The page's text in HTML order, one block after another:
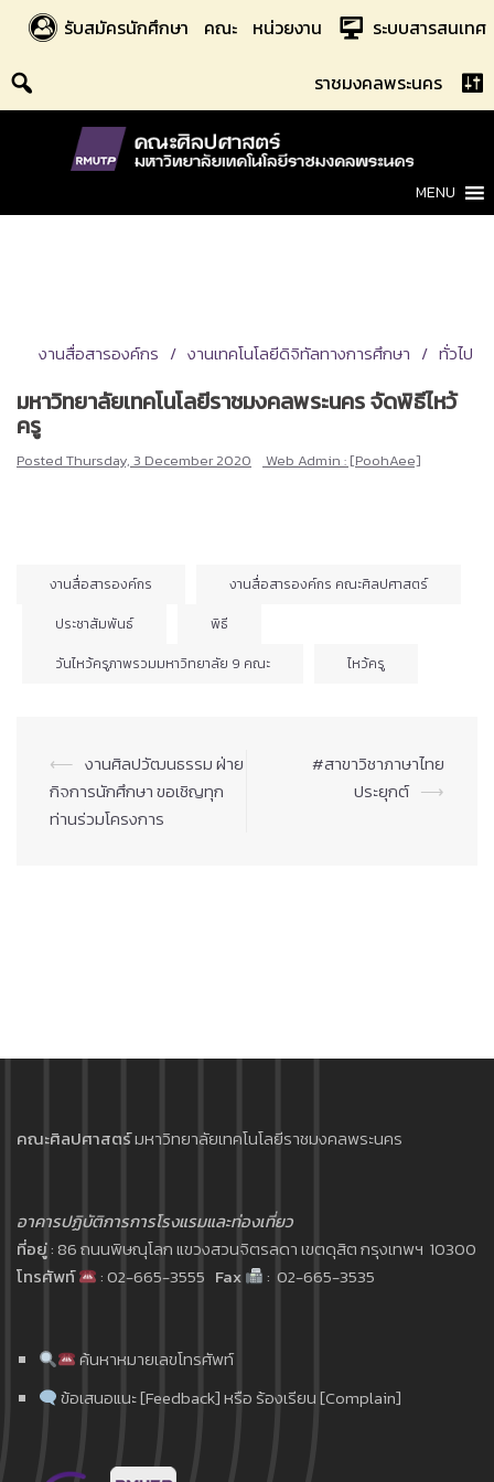
content
รับสมัครนักศึกษา คณะ หน่วยงาน ระบบสารสนเทศ
ราชมงคลพระนคร
MENU
งานสื่อสารองค์กร งานเทคโนโลยีดิจิทัลทางการศึกษา ทั่วไป
มหาวิทยาลัยเทคโนโลยีราชมงคลพระนคร จัดพิธีไหว้
ครู
Posted Thursday, 3 December 2020 Web Admin : [PoohAee]
งานสื่อสารองค์กร
งานสื่อสารองค์กร คณะศิลปศาสตร์
ประชาสัมพันธ์
พิธี
วันไหว้ครูภาพรวมมหาวิทยาลัย 9 คณะ
ไหว้ครู
Post
navigation
⟵ งานศิลปวัฒนธรรม ฝ่าย
กิจการนักศึกษา ขอเชิญทุก
ท่านร่วมโครงการ
#สาขาวิชาภาษาไทย
ประยุกต์ ⟶
คณะศิลปศาสตร์มหาวิทยาลัยเทคโนโลยีราชมงคลพระนคร
อาคารปฏิบัติการการโรงแรมและท่องเที่ยว
ที่อยู่: 86 ถนนพิษณุโลก แขวงสวนจิตรลดา เขตดุสิต กรุงเทพฯ 10300
โทรศัพท์
: 02-665-3555 Fax : 02-665-3535
ค้นหาหมายเลขโทรศัพท์
ข้อเสนอแนะ [Feedback] หรือ ร้องเรียน [Complain]